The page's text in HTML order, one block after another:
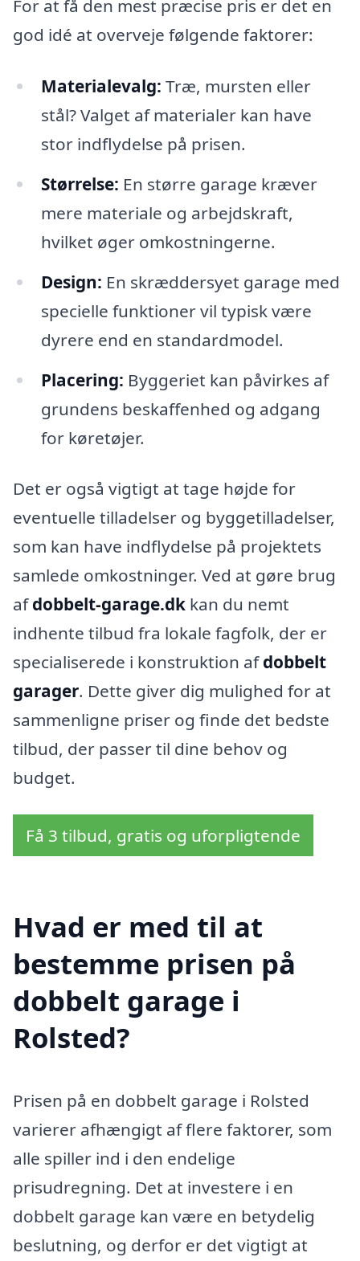
For at få den mest præcise pris er det en
god idé at overveje følgende faktorer:
Materialevalg: Træ, mursten eller
stål? Valget af materialer kan have
stor indflydelse på prisen.
Størrelse: En større garage kræver
mere materiale og arbejdskraft,
hvilket øger omkostningerne.
Design: En skræddersyet garage med
specielle funktioner vil typisk være
dyrere end en standardmodel.
Placering: Byggeriet kan påvirkes af
grundens beskaffenhed og adgang
for køretøjer.
Det er også vigtigt at tage højde for
eventuelle tilladelser og byggetilladelser,
som kan have indflydelse på projektets
samlede omkostninger. Ved at gøre brug
afdobbelt-garage.dk kan du nemt
indhente tilbud fra lokale fagfolk, der er
specialiserede i konstruktion afdobbelt
garager. Dette giver dig mulighed for at
sammenligne priser og finde det bedste
tilbud, der passer til dine behov og
budget.
Få 3 tilbud, gratis og uforpligtende
Hvad er med til at
bestemme prisen på
dobbelt garage i
Rolsted?
Prisen på en dobbelt garage i Rolsted
varierer afhængigt af flere faktorer, som
alle spiller ind i den endelige
prisudregning. Det at investere i en
dobbelt garage kan være en betydelig
beslutning, og derfor er det vigtigt at